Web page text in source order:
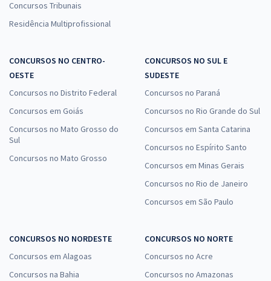
Concursos Tribunais
Residência Multiprofissional
CONCURSOS NO CENTRO-
OESTE
Concursos no Distrito Federal
Concursos em Goiás
Concursos no Mato Grosso do
Sul
Concursos no Mato Grosso
CONCURSOS NO SUL E
SUDESTE
Concursos no Paraná
Concursos no Rio Grande do Sul
Concursos em Santa Catarina
Concursos no Espírito Santo
Concursos em Minas Gerais
Concursos no Rio de Janeiro
Concursos em São Paulo
CONCURSOS NO NORDESTE
Concursos em Alagoas
Concursos na Bahia
CONCURSOS NO NORTE
Concursos no Acre
Concursos no Amazonas